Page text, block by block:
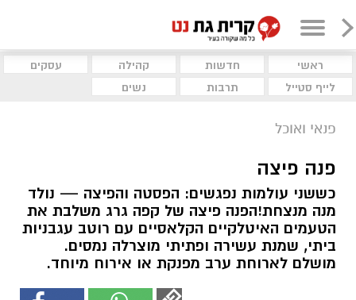
ראשי חדשות קהילה
עסקים
לייף סטייל
תרבות נשים
פנאי ואוכל
פנה פיצה
כששני עולמות נפגשים: הפסטה והפיצה — נולד
מנה מנצחת!הפנה פיצה של קפה גרג משלבת את
הטעמים האיטלקיים הקלאסיים עם רוטב עגבניות
ביתי, שמנת עשירה ופתיתי מוצרלה נמסים.
מושלם לארוחת ערב מפנקת או אירוח מיוחד.